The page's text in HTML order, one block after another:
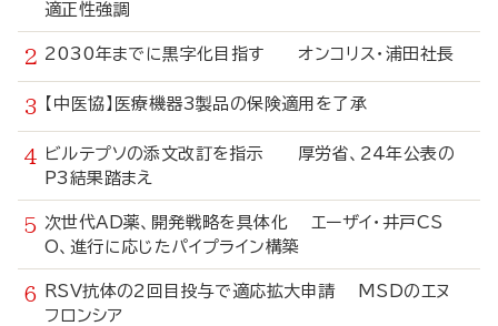
適正性強調
2030年までに黒字化目指す オンコリス・浦田社長
【中医協】医療機器3製品の保険適用を了承
ビルテプソの添文改訂を指示 厚労省、24年公表の
P3結果踏まえ
次世代AD薬、開発戦略を具体化 エーザイ・井戸CS
O、進行に応じたパイプライン構築
RSV抗体の2回目投与で適応拡大申請 MSDのエヌ
フロンシア